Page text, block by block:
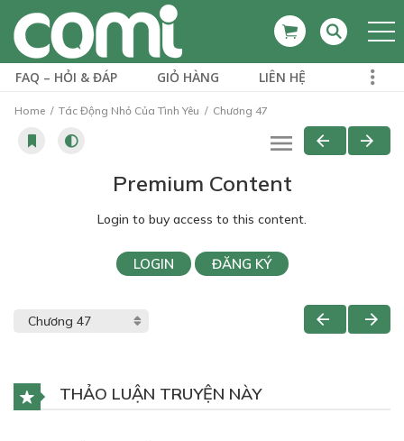
FAQ – HỎI & ĐÁP GIỎ HÀNG LIÊN HỆ
Home Tác Động Nhỏ Của Tình Yêu Chương 47
Premium Content
Login to buy access to this content.
LOGIN ĐĂNG KÝ
THẢO LUẬN TRUYỆN NÀY